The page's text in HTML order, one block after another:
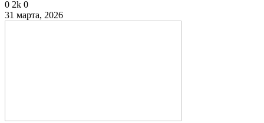
0 2k 0
31 марта, 2026